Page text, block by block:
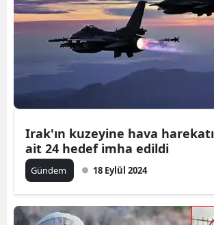
Irak'ın kuzeyine hava
ait 24 hedef imha edildi
Gündem 18 Eylül 2024